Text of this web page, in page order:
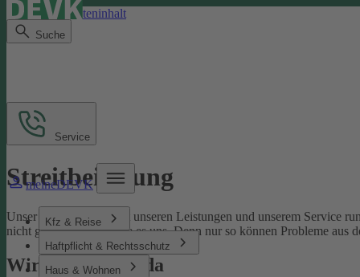
Direkt zum Seiteninhalt
Suche
meineDEVK
Kfz & Reise
Haftpflicht & Rechtsschutz
Haus & Wohnen
Service
Streitbeilegung
Unser Ziel ist es, Sie mit unseren Leistungen und unserem Service
nicht gelingen, sagen Sie es uns. Denn nur so können Probleme aus
Wir sind für Sie da